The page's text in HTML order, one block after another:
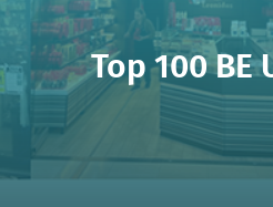
Top 100